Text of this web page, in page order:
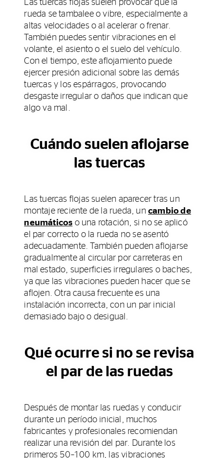
Las tuercas flojas suelen provocar que la
rueda se tambalee o vibre, especialmente a
altas velocidades o al acelerar o frenar.
También puedes sentir vibraciones en el
volante, el asiento o el suelo del vehículo.
Con el tiempo, este aflojamiento puede
ejercer presión adicional sobre las demás
tuercas y los espárragos, provocando
desgaste irregular o daños que indican que
algo va mal.
Cuándo suelen aflojarse
las tuercas
Las tuercas flojas suelen aparecer tras un
montaje reciente de la rueda, un cambio de
neumáticos o una rotación, si no se aplicó
el par correcto o la rueda no se asentó
adecuadamente. También pueden aflojarse
gradualmente al circular por carreteras en
mal estado, superficies irregulares o baches,
ya que las vibraciones pueden hacer que se
aflojen. Otra causa frecuente es una
instalación incorrecta, con un par inicial
demasiado bajo o desigual.
Qué ocurre si no se revisa
el par de las ruedas
Después de montar las ruedas y conducir
durante un período inicial, muchos
fabricantes y profesionales recomiendan
realizar una revisión del par. Durante los
primeros 50–100 km, las vibraciones